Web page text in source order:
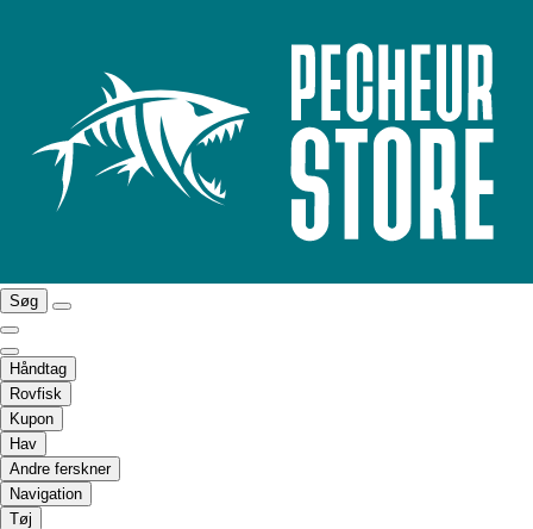
Søg
Håndtag
Rovfisk
Kupon
Hav
Andre ferskner
Navigation
Tøj